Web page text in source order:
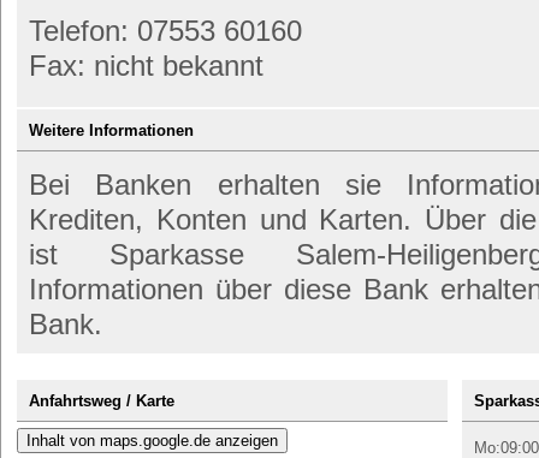
Telefon: 07553 60160
Fax: nicht bekannt
Weitere Informationen
Bei Banken erhalten sie
Krediten, Konten und Karten. Über
ist Sparkasse Salem-
Informationen über diese Bank
Bank.
Anfahrtsweg / Karte
Inhalt von maps.google.de anzeigen